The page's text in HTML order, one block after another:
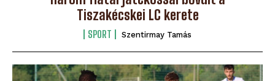
Tiszakécskei LC kerete
SPORT Szentirmay Tamás